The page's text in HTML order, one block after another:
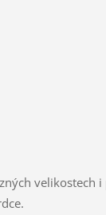
velikostech